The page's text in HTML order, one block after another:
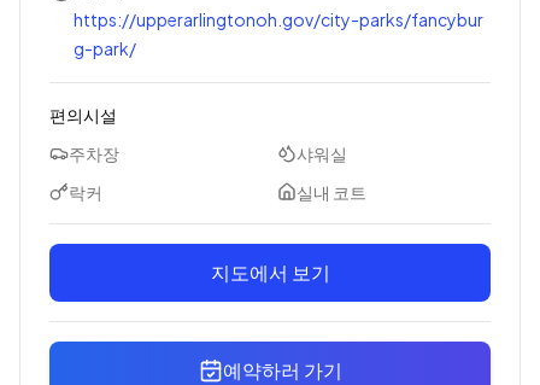
https://upperarlingtonoh.gov/city-parks/fancybur
g-park/
편의시설
주차장
샤워실
락커
실내 코트
지도에서 보기
예약하러 가기